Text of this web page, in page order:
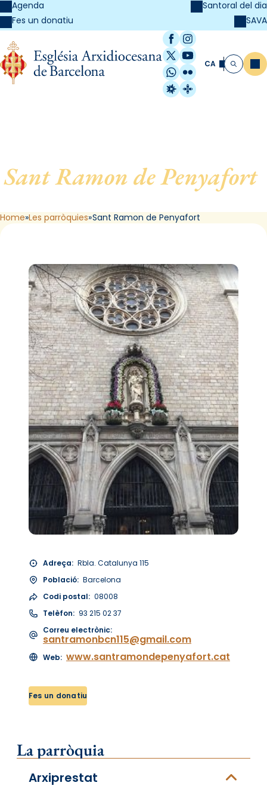
Agenda
Fes un donatiu
Santoral del dia
SAVA
Facebook
Instagram
X / Twitter
YouTube
WhatsApp
Flickr
Radio Estel
Catalunya
CA Cerca
Sant Ramon de Penyafort,
de Barcelona
Home Les parròquies Sant Ramon de Penyafort
Adreça: Rbla. Catalunya 115
Població: Barcelona
Codi postal: 08008
Telèfon: 93 215 02 37
Correu electrònic:
santramonbcn115@gmail.com
Web: www.santramondepenyafort.cat
Fes un donatiu
La parròquia
Arxiprestat